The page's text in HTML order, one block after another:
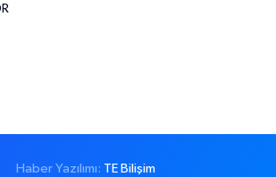
Haber Yazılımı: TE Bilişim